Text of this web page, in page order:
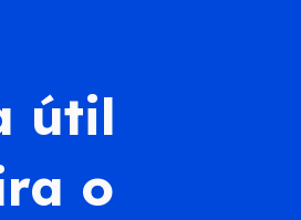
útil
o